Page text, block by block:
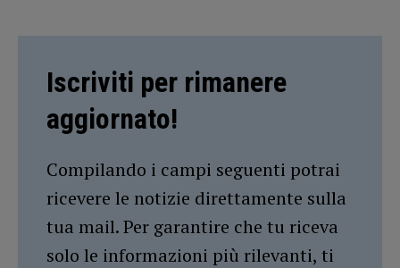
Iscriviti per rimanere
aggiornato!
Compilando i campi seguenti potrai
ricevere le notizie direttamente sulla
tua mail. Per garantire che tu riceva
solo le informazioni più rilevanti, ti